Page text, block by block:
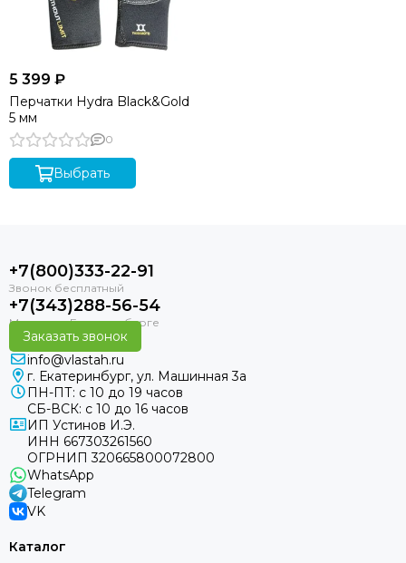
5 399 ₽
Перчатки Hydra Black&Gold
5 мм
0
Выбрать
+7(800)333-22-91
+7(343)288-56-54
Заказать звонок
info@vlastah.ru
г. Екатеринбург, ул. Машинная 3а
ПН-ПТ: с 10 до 19 часов
СБ-ВСК: с 10 до 16 часов
ИП Устинов И.Э.
ИНН 667303261560
ОГРНИП 320665800072800
WhatsApp
Telegram
VK
Каталог